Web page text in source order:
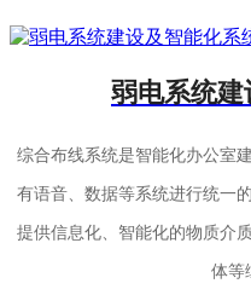
弱电系统
综合布线系统是智能化办公室
有语音、数据等系统进行统一
提供信息化、智能化的物质介
体等